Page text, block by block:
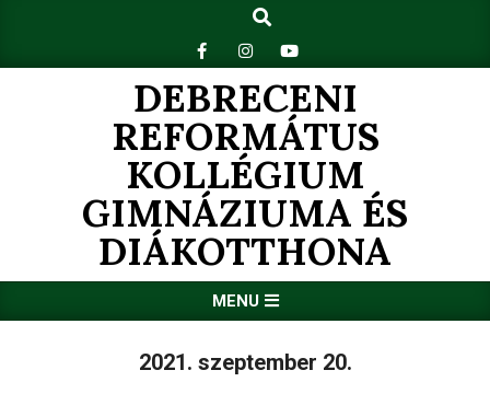
content
Search
DEBRECENI
REFORMÁTUS
KOLLÉGIUM
GIMNÁZIUMA ÉS
DIÁKOTTHONA
Navigation
MENU
2021. szeptember 20.